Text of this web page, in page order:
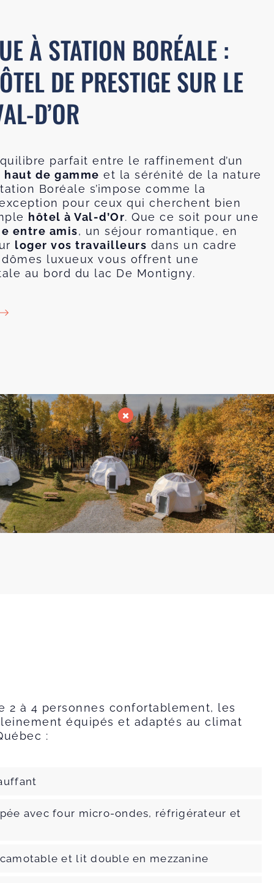
À STATION BORÉALE :
DE PRESTIGE SUR LE
D’OR
parfait entre le raffinement d’un
de gamme et la sérénité de la nature
Boréale s’impose comme la
pour ceux qui cherchent bien
hôtel à Val-d’Or. Que ce soit pour une
entre amis, un séjour romantique, en
loger vos travailleurs dans un cadre
luxueux vous offrent une
au bord du lac De Montigny.
2 à 4 personnes confortablement, les
équipés et adaptés au climat
:
avec four micro-ondes, réfrigérateur et
et lit double en mezzanine